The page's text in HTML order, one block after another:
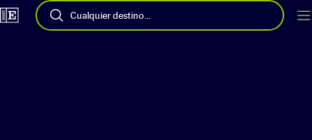
Cualquier destino...